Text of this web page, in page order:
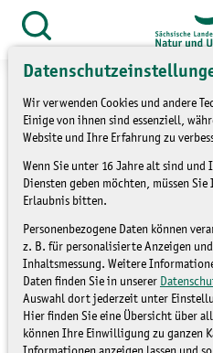
Wir verwenden Cookies und andere
Einige von ihnen sind essenziell,
Website und Ihre Erfahrung zu
Wenn Sie unter 16 Jahre alt sind
Diensten geben möchten, müssen
Erlaubnis bitten.
Personenbezogene Daten können
z. B. für personalisierte Anzeigen
Inhaltsmessung. Weitere
Daten finden Sie in unserer
Auswahl dort jederzeit unter
Hier finden Sie eine Übersicht über
können Ihre Einwilligung zu ganzen
Zum
Inhalt
springen
öffnen
Service » Presse und
» Pressemitteilungen
Das
lädt ein: